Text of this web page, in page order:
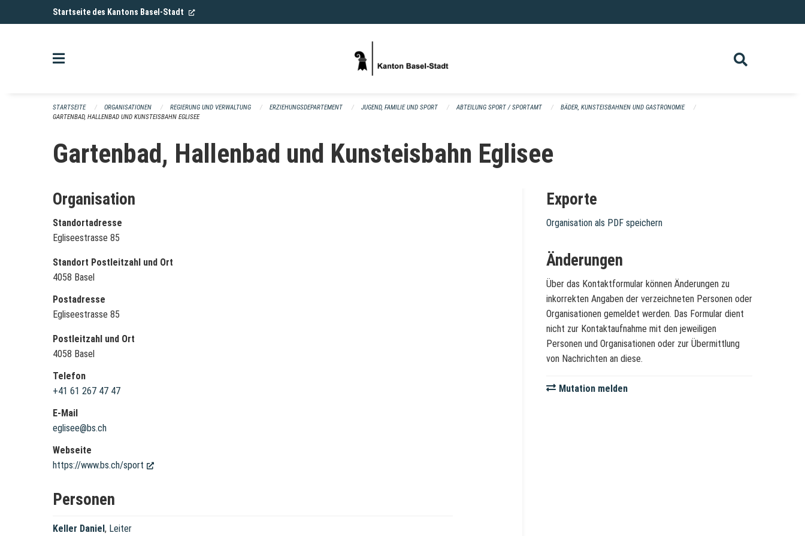
Navigation überspringenStartseite des Kantons Basel-Stadt (External Link)
STARTSEITE ORGANISATIONEN REGIERUNG UND VERWALTUNG ERZIEHUNGSDEPARTEMENT JUGEND, FAMILIE UND SPORT ABTEILUNG SPORT / SPORTAMT
BÄDER, KUNSTEISBAHNEN UND GASTRONOMIE
GARTENBAD, HALLENBAD UND KUNSTEISBAHN EGLISEE
Gartenbad, Hallenbad und Kunsteisbahn Eglisee
Organisation
Standortadresse
Egliseestrasse 85
Standort Postleitzahl und Ort
4058 Basel
Postadresse
Egliseestrasse 85
Postleitzahl und Ort
4058 Basel
Telefon
+41 61 267 47 47
E-Mail
eglisee@bs.ch
Webseite
https://www.bs.ch/sport
(External Link)
Personen
Keller Daniel , Leiter
Exporte
Organisation als PDF speichern
Änderungen
Über das Kontaktformular können Änderungen zu
inkorrekten Angaben der verzeichneten Personen oder
Organisationen gemeldet werden. Das Formular dient
nicht zur Kontaktaufnahme mit den jeweiligen
Personen und Organisationen oder zur Übermittlung
von Nachrichten an diese.
Mutation melden